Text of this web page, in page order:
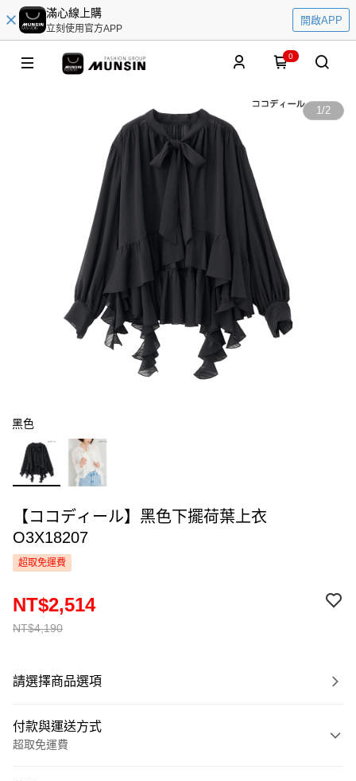
滿心線上購
立刻使用官方APP
開啟APP
0
1/2
黑色
【ココディール】黑色下擺荷葉上衣
O3X18207
超取免運費
NT$4,190
NT$2,514
請選擇商品選項
付款與運送方式
超取免運費